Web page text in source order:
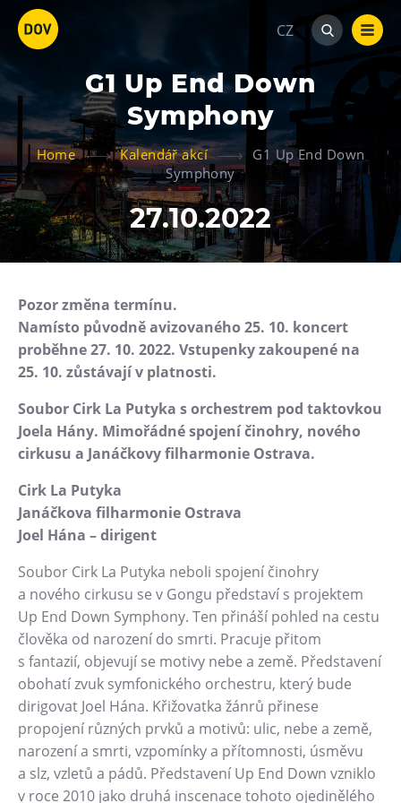
CZ
G1 Up End Down
Symphony
Home Kalendář akcí
G1 Up End Down
Symphony
27.10.2022
Atraktivity
Bolt Tower
Velký svět techniky
Dětský svět
Gong
Galerie Gong
Hornické muzeum
Heligonka
HopJump
Lezecká stěna
Národní zemědělské muzeum
Fajna Dilna
FUTUREUM
Prohlídky
Dolní Vítkovice
Hornické muzeum
Občerstvení
Bolt Café
Kavárna Velký Svět techniky
Pozor změna termínu.
Namísto původně avizovaného 25. 10. koncert
proběhne 27. 10. 2022. Vstupenky zakoupené na
25. 10. zůstávají v platnosti.
Soubor Cirk La Putyka s orchestrem pod taktovkou
Joela Hány. Mimořádné spojení činohry, nového
cirkusu a Janáčkovy filharmonie Ostrava.
Cirk La Putyka
Janáčkova filharmonie Ostrava
Joel Hána – dirigent
Soubor Cirk La Putyka neboli spojení činohry
a nového cirkusu se v Gongu představí s projektem
Up End Down Symphony. Ten přináší pohled na cestu
člověka od narození do smrti. Pracuje přitom
s fantazií, objevují se motivy nebe a země. Představení
obohatí zvuk symfonického orchestru, který bude
dirigovat Joel Hána. Křižovatka žánrů přinese
propojení různých prvků a motivů: ulic, nebe a země,
narození a smrti, vzpomínky a přítomnosti, úsměvu
a slz, vzletů a pádů. Představení Up End Down vzniklo
v roce 2010 jako druhá inscenace tohoto ojedinělého